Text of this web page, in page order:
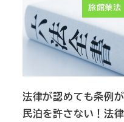
旅館業法
法律が認めても条例が
民泊を許さない！法律